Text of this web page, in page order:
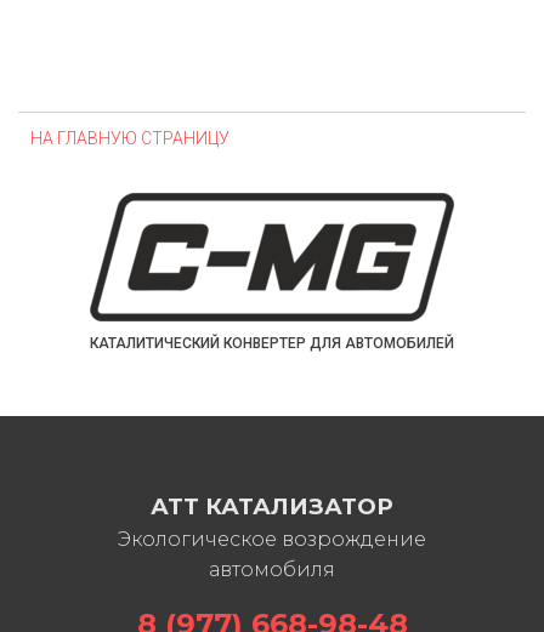
НА ГЛАВНУЮ СТРАНИЦУ
КАТАЛИТИЧЕСКИЙ КОНВЕРТЕР ДЛЯ АВТОМОБИЛЕЙ
АТТ КАТАЛИЗАТОР
Экологическое возрождение
автомобиля
8 (977) 668-98-48